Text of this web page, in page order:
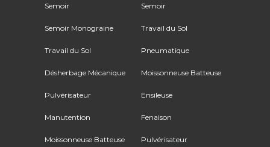
Semoir
Semoir Monograine
Travail du Sol
Désherbage Mécanique
Pulvérisateur
Manutention
Moissonneuse Batteuse
Semoir
Travail du Sol
Pneumatique
Moissonneuse Batteuse
Ensileuse
Fenaison
Pulvérisateur